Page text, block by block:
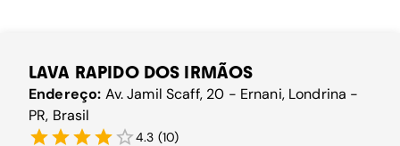
LAVA RAPIDO DOS IRMÃOS
Endereço: Av. Jamil Scaff, 20 - Ernani, Londrina -
PR, Brasil
4.3 (10)